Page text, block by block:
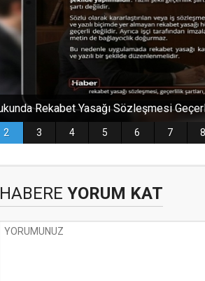
HABERE YORUM KAT